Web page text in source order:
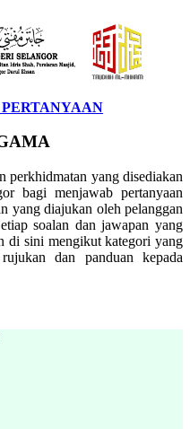
perkhidmatan yang disediakan
bagi menjawab pertanyaan
yang diajukan oleh pelanggan
soalan dan jawapan yang
di sini mengikut kategori yang
dan panduan kepada